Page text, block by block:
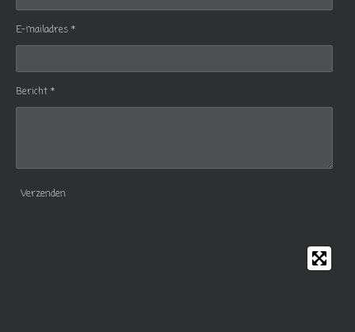
E-mailadres *
Bericht *
Verzenden